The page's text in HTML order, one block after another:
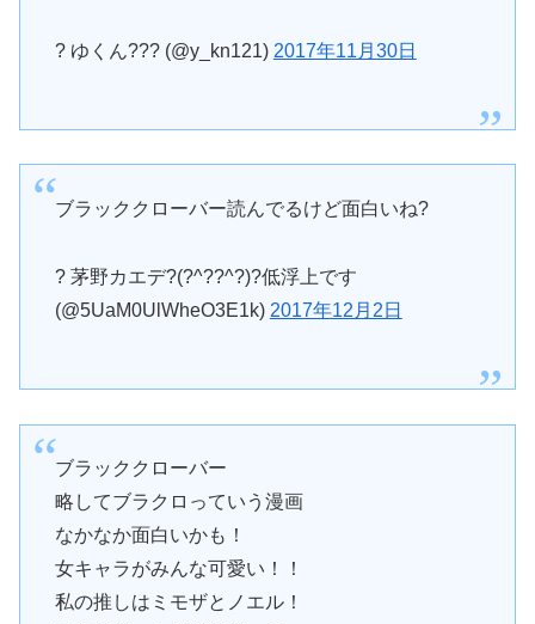
? ゆくん??? (@y_kn121) 2017年11月30日
ブラッククローバー読んでるけど面白いね?
? 茅野カエデ?(?^??^?)?低浮上です
(@5UaM0UlWheO3E1k) 2017年12月2日
ブラッククローバー
略してブラクロっていう漫画
なかなか面白いかも！
女キャラがみんな可愛い！！
私の推しはミモザとノエル！